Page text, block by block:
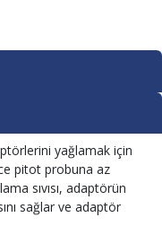
yağlamak için
pitot probuna az
sıvısı, adaptörün
sağlar ve adaptör